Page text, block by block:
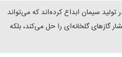
سیمان ابداع کرده‌اند که می‌تواند
مشکل انتشار گازهای گلخانه‌ای را حل می‌کند، بلکه